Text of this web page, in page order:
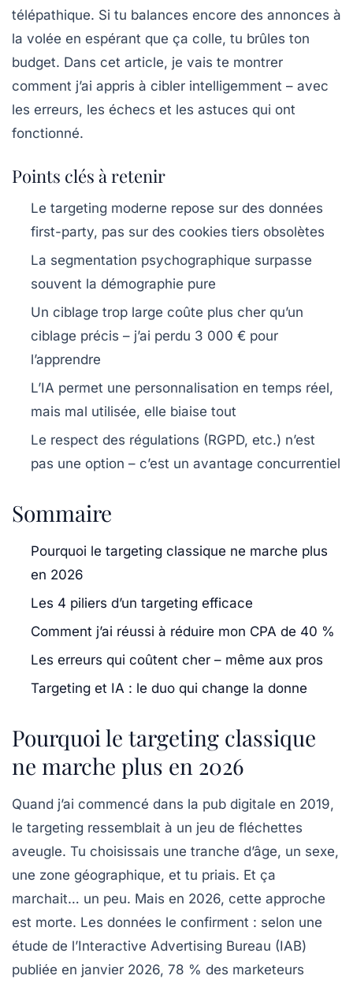
télépathique. Si tu balances encore des annonces à
la volée en espérant que ça colle, tu brûles ton
budget. Dans cet article, je vais te montrer
comment j’ai appris à cibler intelligemment – avec
les erreurs, les échecs et les astuces qui ont
fonctionné.
Points clés à retenir
Le targeting moderne repose sur des données
first-party, pas sur des cookies tiers obsolètes
La segmentation psychographique surpasse
souvent la démographie pure
Un ciblage trop large coûte plus cher qu’un
ciblage précis – j’ai perdu 3 000 € pour
l’apprendre
L’IA permet une personnalisation en temps réel,
mais mal utilisée, elle biaise tout
Le respect des régulations (RGPD, etc.) n’est
pas une option – c’est un avantage concurrentiel
Sommaire
Pourquoi le targeting classique ne marche plus
en 2026
Les 4 piliers d’un targeting efficace
Comment j’ai réussi à réduire mon CPA de 40 %
Les erreurs qui coûtent cher – même aux pros
Targeting et IA : le duo qui change la donne
Pourquoi le targeting classique
ne marche plus en 2026
Quand j’ai commencé dans la pub digitale en 2019,
le targeting ressemblait à un jeu de fléchettes
aveugle. Tu choisissais une tranche d’âge, un sexe,
une zone géographique, et tu priais. Et ça
marchait… un peu. Mais en 2026, cette approche
est morte. Les données le confirment : selon une
étude de l’Interactive Advertising Bureau (IAB)
publiée en janvier 2026, 78 % des marketeurs